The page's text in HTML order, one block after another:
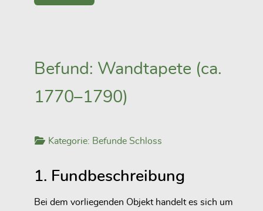
Befund: Wandtapete (ca.
1770–1790)
Kategorie: Befunde Schloss
1. Fundbeschreibung
Bei dem vorliegenden Objekt handelt es sich um